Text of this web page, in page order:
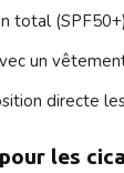
total
un
directe
les